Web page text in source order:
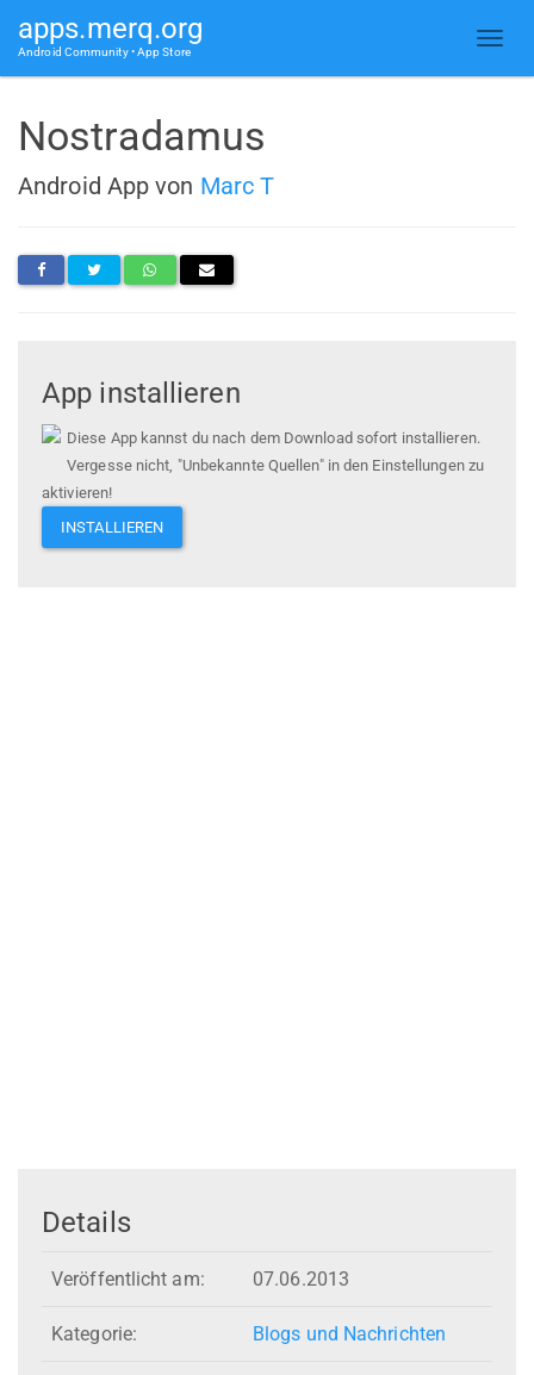
apps.merq.org
Android Community • App Store
Nostradamus
Android App von Marc T
App installieren
Diese App kannst du nach dem Download sofort installieren.
Vergesse nicht, "Unbekannte Quellen" in den Einstellungen zu
aktivieren!
INSTALLIEREN
Details
Veröffentlicht am: 07.06.2013
Kategorie: Blogs und Nachrichten